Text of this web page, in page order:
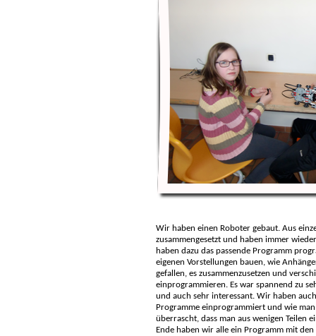
Wir haben einen Roboter gebaut. Aus
zusammengesetzt und haben immer
haben dazu das passende Programm
eigenen Vorstellungen bauen, wie
gefallen, es zusammenzusetzen und
einprogrammieren. Es war spannend zu
und auch sehr interessant. Wir haben
Programme einprogrammiert und wie
überrascht, dass man aus wenigen Teilen
Ende haben wir alle ein Programm mit